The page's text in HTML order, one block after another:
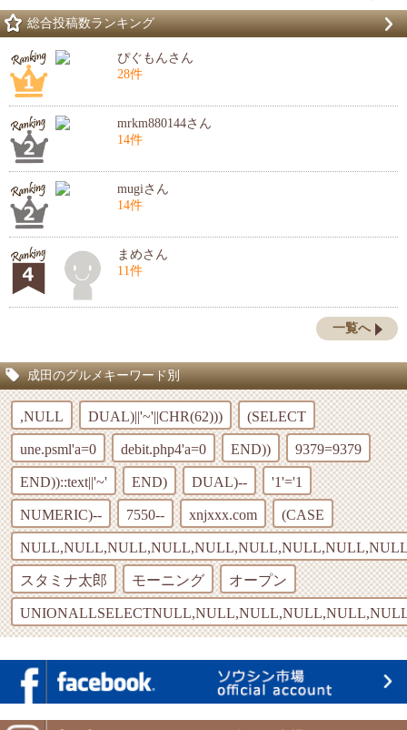
総合投稿数ランキング
ぴぐもんさん
28件
mrkm880144さん
14件
mugiさん
14件
まめさん
11件
一覧へ
成田のグルメキーワード別
,NULL DUAL)||'~'||CHR(62))) (SELECT
une.psml'a=0 debit.php4'a=0 END)) 9379=9379
END))::text||'~' END) DUAL)-- '1'='1
NUMERIC)-- 7550-- xnjxxx.com (CASE
スタミナ太郎 モーニング オープン